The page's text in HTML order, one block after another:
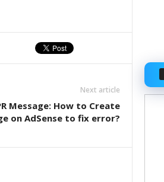
Next article
Message: How to Create
on AdSense to fix error?